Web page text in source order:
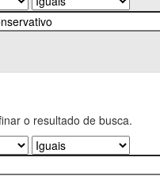
o resultado de busca.